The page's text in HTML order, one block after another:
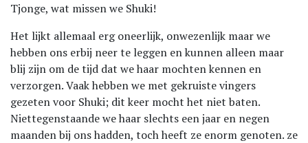
Tjonge, wat missen we Shuki!
Het lijkt allemaal erg oneerlijk, onwezenlijk maar we
hebben ons erbij neer te leggen en kunnen alleen maar
blij zijn om de tijd dat we haar mochten kennen en
verzorgen. Vaak hebben we met gekruiste vingers
gezeten voor Shuki; dit keer mocht het niet baten.
Niettegenstaande we haar slechts een jaar en negen
maanden bij ons hadden, toch heeft ze enorm genoten. ze